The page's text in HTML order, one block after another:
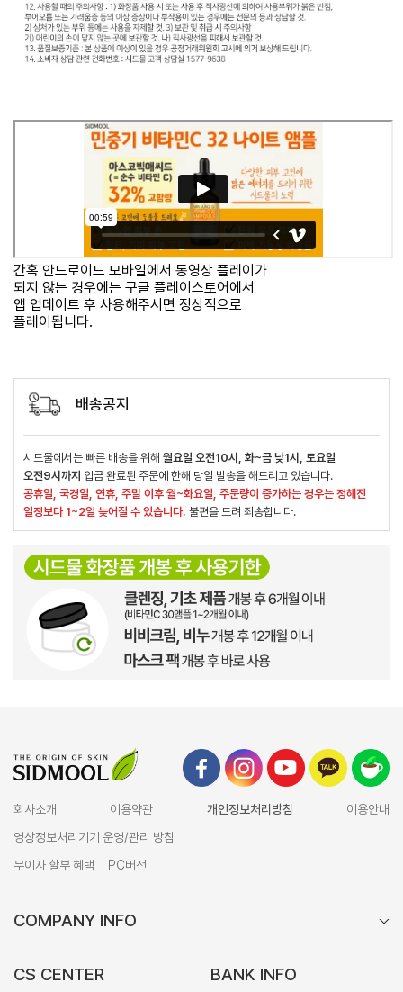
간혹 안드로이드 모바일에서 동영상 플레이가
되지 않는 경우에는 구글 플레이스토어에서
앱 업데이트 후 사용해주시면 정상적으로
플레이됩니다.
배송공지
시드물에서는 빠른 배송을 위해 월요일 오전10시, 화~금 낮1시, 토요일
오전9시까지 입금 완료된 주문에 한해 당일 발송을 해드리고 있습니다.
공휴일, 국경일, 연휴, 주말 이후 월~화요일, 주문량이 증가하는 경우는 정해진
일정보다 1~2일 늦어질 수 있습니다. 불편을 드려 죄송합니다.
회사소개 이용약관 개인정보처리방침
이용안내
영상정보처리기기 운영/관리 방침
무이자 할부 혜택
PC버전
COMPANY INFO
CS CENTER BANK INFO